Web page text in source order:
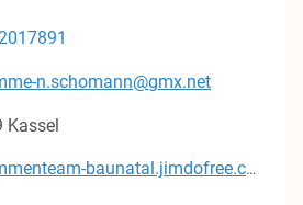
n.schomann@gmx.net
Kassel
hebammenteam-baunatal.jimdofree.com